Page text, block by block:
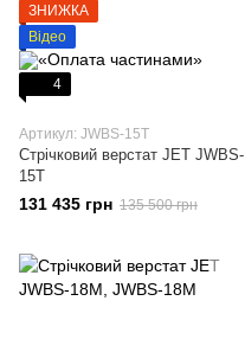
ЗНИЖКА
Відео
4
Артикул: JWBS-15T
Стрічковий верстат JET JWBS-
15T
131 435 грн 135 500 грн